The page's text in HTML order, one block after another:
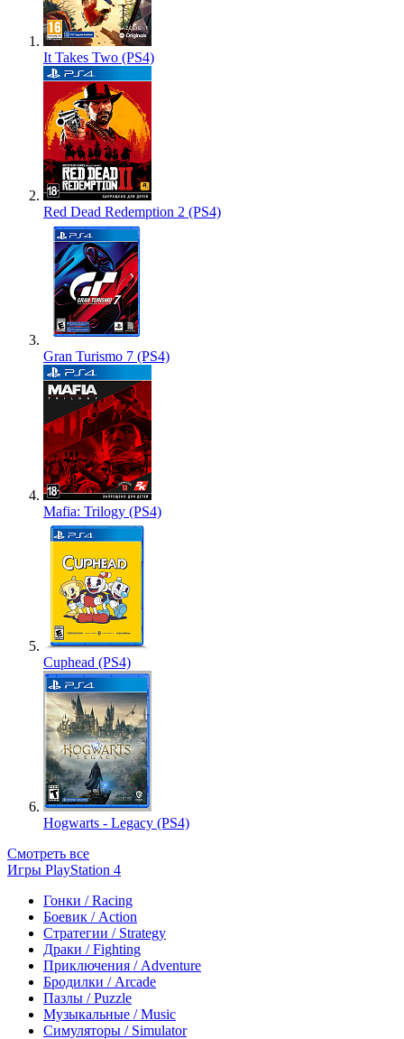
It Takes Two (PS4)
Red Dead Redemption 2 (PS4)
Gran Turismo 7 (PS4)
Mafia: Trilogy (PS4)
Cuphead (PS4)
Hogwarts - Legacy (PS4)
Смотреть все
Игры PlayStation 4
Гонки / Racing
Боевик / Action
Стратегии / Strategy
Драки / Fighting
Приключения / Adventure
Бродилки / Arcade
Пазлы / Puzzle
Музыкальные / Music
Симуляторы / Simulator